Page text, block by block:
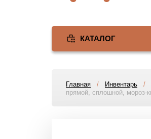
КАТАЛОГ
Главная / Инвентарь /
прямой, сплошной, мороз-